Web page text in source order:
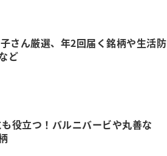
さん厳選、年2回届く銘柄や生活防
ど
役立つ！バルニバービや丸善な